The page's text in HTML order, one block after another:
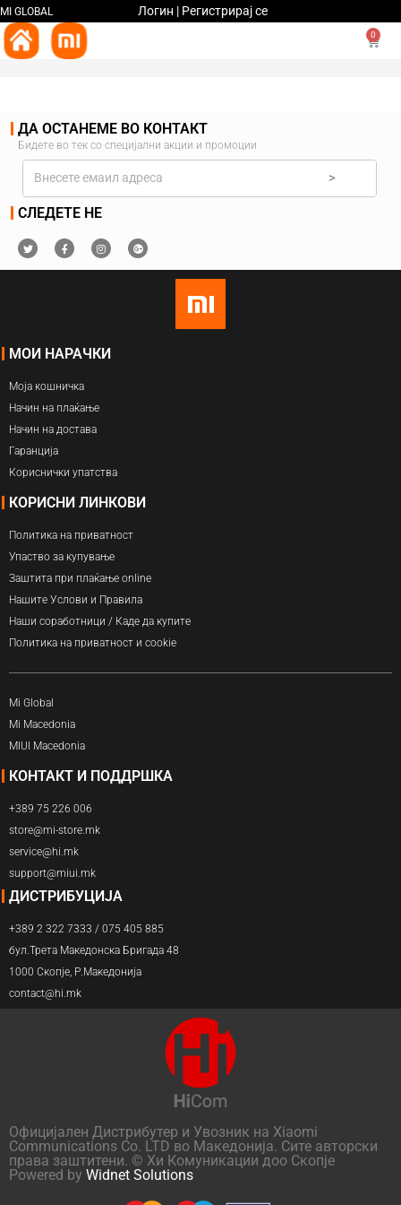
MI GLOBAL Логин | Регистрирај се
0
ДА ОСТАНЕМЕ ВО КОНТАКТ
Бидете во тек со специјални акции и промоции
>
СЛЕДЕТЕ НЕ
МОИ НАРАЧКИ
Моја кошничка
Начин на плаќање
Начин на достава
Гаранција
Кориснички упатства
КОРИСНИ ЛИНКОВИ
Политика на приватност
Упаство за купување
Заштита при плаќање online
Нашите Услови и Правила
Наши соработници / Каде да купите
Политика на приватност и cookie
Mi Global
Mi Macedonia
MIUI Macedonia
КОНТАКТ И ПОДДРШКА
+389 75 226 006
store@mi-store.mk
service@hi.mk
support@miui.mk
ДИСТРИБУЦИЈА
+389 2 322 7333 / 075 405 885
бул.Трета Македонска Бригада 48
1000 Скопје, Р.Македонија
contact@hi.mk
Официјален Дистрибутер и Увозник на Xiaomi
Communications Co. LTD во Македонија. Сите авторски
права заштитени. © Хи Комуникации доо Скопје
Powered by Widnet Solutions